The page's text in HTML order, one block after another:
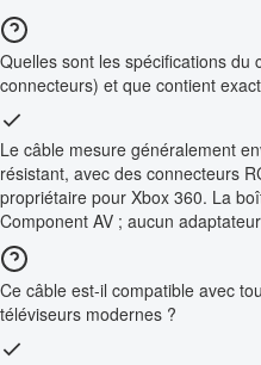
Quelles sont les spécifications du
connecteurs) et que contient
Le câble mesure généralement
résistant, avec des connecteurs
propriétaire pour Xbox 360. La
Component AV ; aucun
Ce câble est-il compatible avec
téléviseurs modernes ?